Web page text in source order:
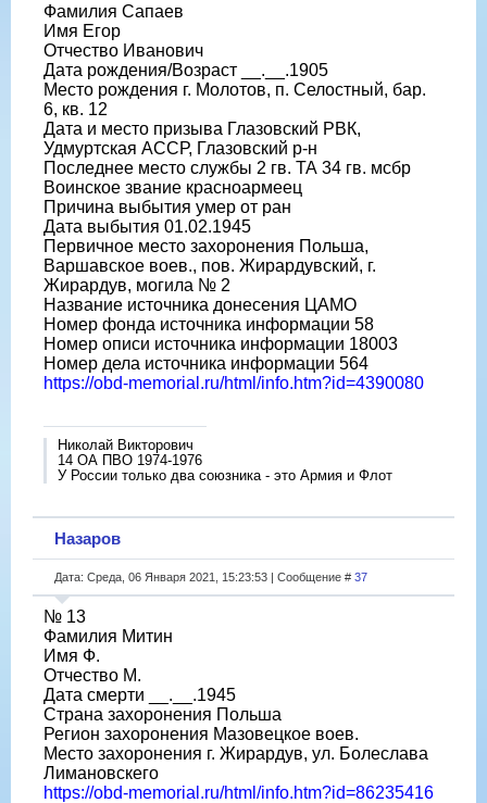
Фамилия Сапаев
Имя Егор
Отчество Иванович
Дата рождения/Возраст __.__.1905
Место рождения г. Молотов, п. Селостный, бар.
6, кв. 12
Дата и место призыва Глазовский РВК,
Удмуртская АССР, Глазовский р-н
Последнее место службы 2 гв. ТА 34 гв. мсбр
Воинское звание красноармеец
Причина выбытия умер от ран
Дата выбытия 01.02.1945
Первичное место захоронения Польша,
Варшавское воев., пов. Жирардувский, г.
Жирардув, могила № 2
Название источника донесения ЦАМО
Номер фонда источника информации 58
Номер описи источника информации 18003
Номер дела источника информации 564
https://obd-memorial.ru/html/info.htm?id=4390080
Николай Викторович
14 ОА ПВО 1974-1976
У России только два союзника - это Армия и Флот
Назаров
Дата: Среда, 06 Января 2021, 15:23:53 | Сообщение # 37
№ 13
Фамилия Митин
Имя Ф.
Отчество М.
Дата смерти __.__.1945
Страна захоронения Польша
Регион захоронения Мазовецкое воев.
Место захоронения г. Жирардув, ул. Болеслава
Лимановскего
https://obd-memorial.ru/html/info.htm?id=86235416